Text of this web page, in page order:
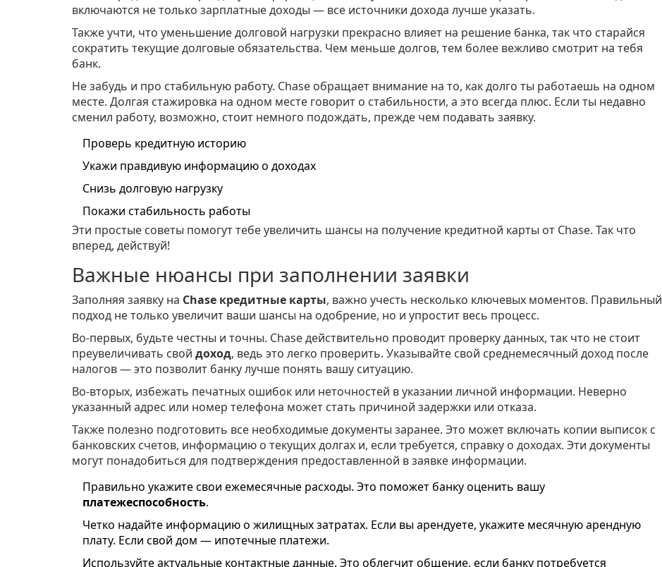
включаются не только зарплатные доходы — все источники дохода лучше указать.
Также учти, что уменьшение долговой нагрузки прекрасно влияет на решение банка, так что старайся
сократить текущие долговые обязательства. Чем меньше долгов, тем более вежливо смотрит на тебя
банк.
Не забудь и про стабильную работу. Chase обращает внимание на то, как долго ты работаешь на одном
месте. Долгая стажировка на одном месте говорит о стабильности, а это всегда плюс. Если ты недавно
сменил работу, возможно, стоит немного подождать, прежде чем подавать заявку.
Проверь кредитную историю
Укажи правдивую информацию о доходах
Снизь долговую нагрузку
Покажи стабильность работы
Эти простые советы помогут тебе увеличить шансы на получение кредитной карты от Chase. Так что
вперед, действуй!
Важные нюансы при заполнении заявки
Заполняя заявку на Chase кредитные карты, важно учесть несколько ключевых моментов. Правильный
подход не только увеличит ваши шансы на одобрение, но и упростит весь процесс.
Во-первых, будьте честны и точны. Chase действительно проводит проверку данных, так что не стоит
преувеличивать свой доход, ведь это легко проверить. Указывайте свой среднемесячный доход после
налогов — это позволит банку лучше понять вашу ситуацию.
Во-вторых, избежать печатных ошибок или неточностей в указании личной информации. Неверно
указанный адрес или номер телефона может стать причиной задержки или отказа.
Также полезно подготовить все необходимые документы заранее. Это может включать копии выписок с
банковских счетов, информацию о текущих долгах и, если требуется, справку о доходах. Эти документы
могут понадобиться для подтверждения предоставленной в заявке информации.
Правильно укажите свои ежемесячные расходы. Это поможет банку оценить вашу
платежеспособность.
Четко надайте информацию о жилищных затратах. Если вы арендуете, укажите месячную арендную
плату. Если свой дом — ипотечные платежи.
Используйте актуальные контактные данные. Это облегчит общение, если банку потребуется